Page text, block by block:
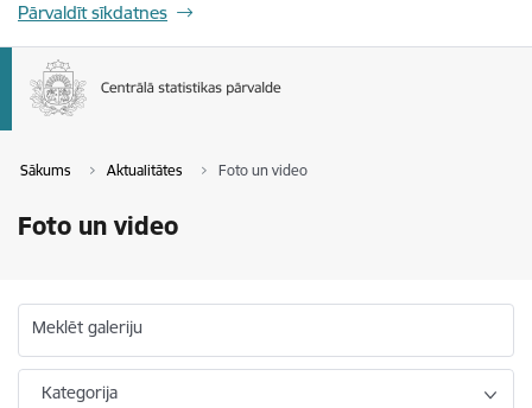
Pārvaldīt sīkdatnes
Sākums Aktualitātes Foto un video
Foto un video
Meklēt galeriju
Kategorija